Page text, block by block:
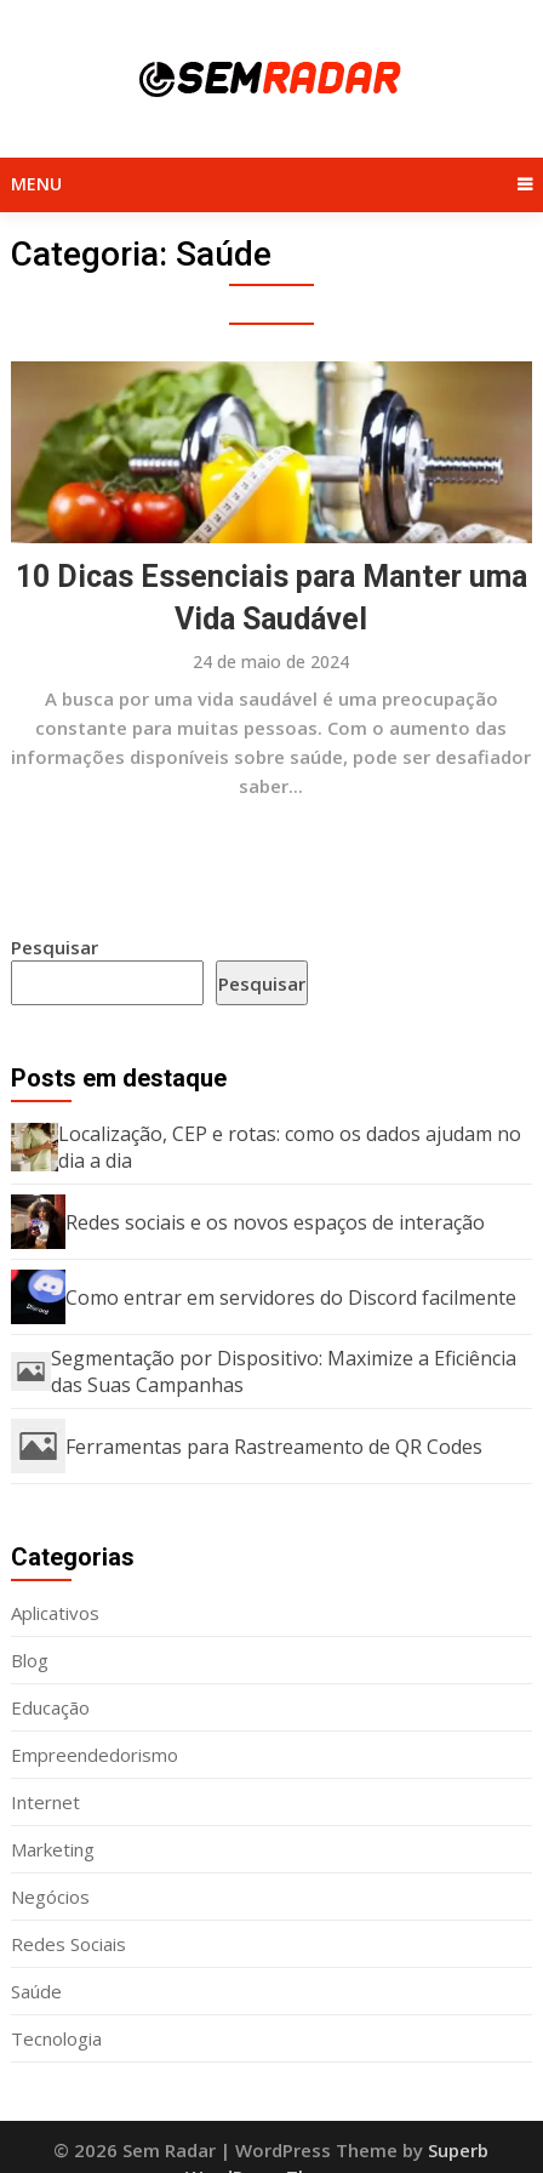
MENU
Categoria: Saúde
10 Dicas Essenciais para Manter uma
Vida Saudável
24 de maio de 2024
A busca por uma vida saudável é uma preocupação
constante para muitas pessoas. Com o aumento das
informações disponíveis sobre saúde, pode ser desafiador
saber...
Pesquisar
Pesquisar
Posts em destaque
Localização, CEP e rotas: como os dados ajudam no
dia a dia
Redes sociais e os novos espaços de interação
Como entrar em servidores do Discord facilmente
Segmentação por Dispositivo: Maximize a Eficiência
das Suas Campanhas
Ferramentas para Rastreamento de QR Codes
Categorias
Aplicativos
Blog
Educação
Empreendedorismo
Internet
Marketing
Negócios
Redes Sociais
Saúde
Tecnologia
© 2026 Sem Radar | WordPress Theme by Superb